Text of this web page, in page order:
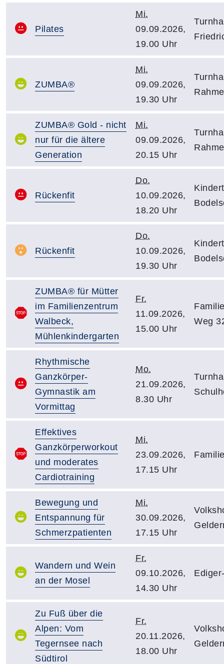
Pilates
Mi.
09.09.2026,
19.00 Uhr
ZUMBA®
Mi.
09.09.2026,
19.30 Uhr
ZUMBA® Gold - nicht
nur für die ältere
Generation
Mi.
09.09.2026,
20.15 Uhr
Rückenfit
Do.
10.09.2026,
18.20 Uhr
Rückenfit
Do.
10.09.2026,
19.30 Uhr
ZUMBA® für Mütter
im Familienzentrum
Walbeck,
Mühlenkindergarten
Fr.
11.09.2026,
15.00 Uhr
Weg
Rhythmische
Ganzkörper-
Gymnastik am
Vormittag
Mo.
21.09.2026,
8.30 Uhr
Effektives
Ganzkörperworkout
und moderates
Cardiotraining
Mi.
23.09.2026,
17.15 Uhr
Bewegung und
Entspannung für
Schmerzpatienten
Mi.
30.09.2026,
17.15 Uhr
Wandern und Wein
an der Mosel
Fr.
09.10.2026,
14.30 Uhr
Zu Fuß über die
Alpen: Vom
Tegernsee nach
Südtirol
Fr.
20.11.2026,
18.00 Uhr